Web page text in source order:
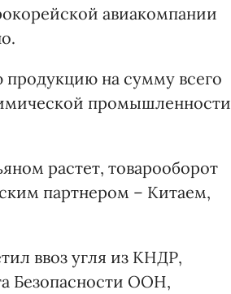
авиакомпании
продукцию на сумму всего
промышленности
растет, товарооборот
партнером – Китаем,
ввоз угля из КНДР,
Безопасности ООН,